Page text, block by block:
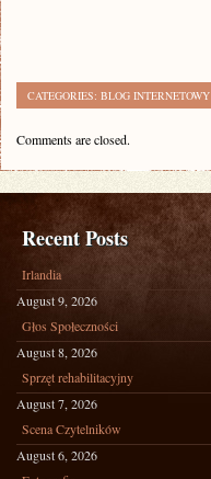
CATEGORIES: BLOG INTERNETOWY
Comments are closed.
Recent Posts
Irlandia
August 9, 2026
Głos Społeczności
August 8, 2026
Sprzęt rehabilitacyjny
August 7, 2026
Scena Czytelników
August 6, 2026